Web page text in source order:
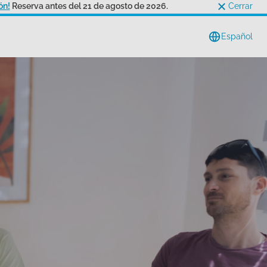
Reserva antes del 21 de agosto de 2026. Cerrar
Español